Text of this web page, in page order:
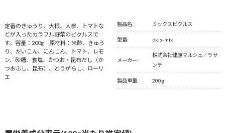
定番のきゅうり、大根、人参、トマトな
どが入ったカラフル野菜のピクルスで
す。容量：200g 原材料：米酢、きゅう
り、だいこん、にんじん、トマト、レモ
ン、砂糖、食塩、かつお・昆布だし（か
つおぶし、昆布）、とうがらし、ローリ
エ
製品名: ミックスピクルス
型番: pkls-mix
メーカー:
株式会社健康マルシェ／ラサ
ンテ
製品重量: 200g